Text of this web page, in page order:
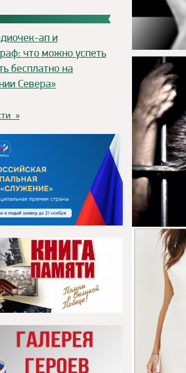
ап и
что можно успеть
бесплатно на
Севера»
»